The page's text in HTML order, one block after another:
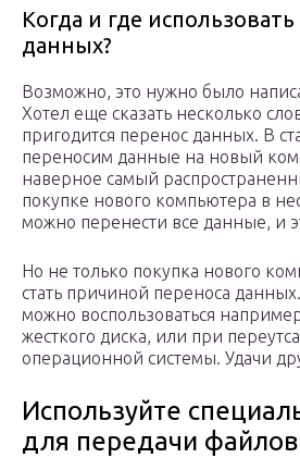
Когда и где
данных?
Возможно, это нужно было
Хотел еще сказать несколько
пригодится перенос данных. В
переносим данные на новый
наверное самый
покупке нового компьютера в
можно перенести все данные, и
Но не только покупка нового
стать причиной переноса
можно воспользоваться
жесткого диска, или при
операционной системы. Удачи
Используйте
для передачи файлов